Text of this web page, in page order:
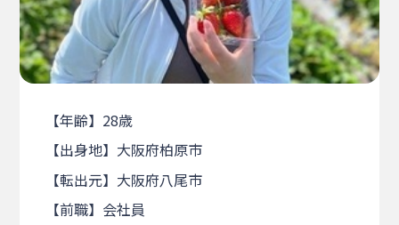
【年齢】28歳
【出身地】大阪府柏原市
【転出元】大阪府八尾市
【前職】会社員